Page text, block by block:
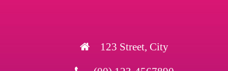
123 Street, City